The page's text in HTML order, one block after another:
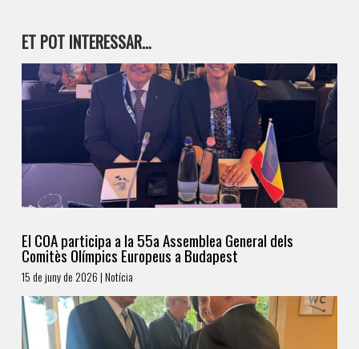
ET POT INTERESSAR…
El COA participa a la 55a Assemblea General dels
Comitès Olímpics Europeus a Budapest
15 de juny de 2026 | Notícia